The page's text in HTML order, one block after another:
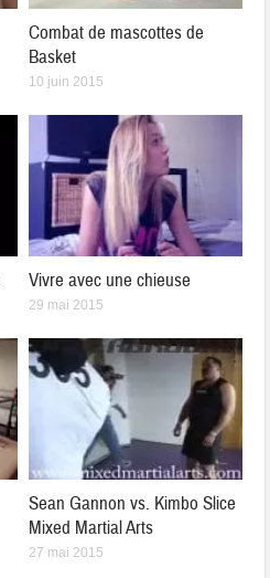
Combat de mascottes de
Basket
10 juin 2015
Vivre avec une chieuse
29 mai 2015
Sean Gannon vs. Kimbo Slice
Mixed Martial Arts
27 mai 2015